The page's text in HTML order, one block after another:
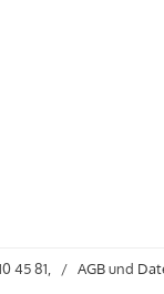
45 81, /AGBund